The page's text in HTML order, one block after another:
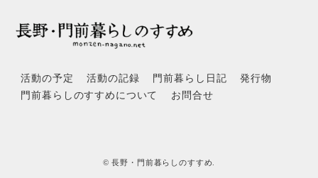
活動の予定 活動の記録 門前暮らし日記
発行物
門前暮らしのすすめについて
お問合せ
© 長野・門前暮らしのすすめ.